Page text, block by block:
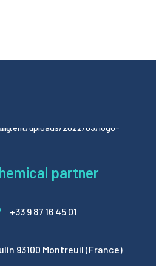
partner
+33 9 87 16 45 01
93100 Montreuil (France)